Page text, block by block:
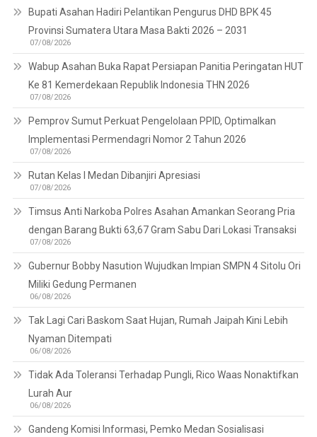
Bupati Asahan Hadiri Pelantikan Pengurus DHD BPK 45
Provinsi Sumatera Utara Masa Bakti 2026 – 2031
07/08/2026
Wabup Asahan Buka Rapat Persiapan Panitia Peringatan HUT
Ke 81 Kemerdekaan Republik Indonesia THN 2026
07/08/2026
Pemprov Sumut Perkuat Pengelolaan PPID, Optimalkan
Implementasi Permendagri Nomor 2 Tahun 2026
07/08/2026
Rutan Kelas I Medan Dibanjiri Apresiasi
07/08/2026
Timsus Anti Narkoba Polres Asahan Amankan Seorang Pria
dengan Barang Bukti 63,67 Gram Sabu Dari Lokasi Transaksi
07/08/2026
Gubernur Bobby Nasution Wujudkan Impian SMPN 4 Sitolu Ori
Miliki Gedung Permanen
06/08/2026
Tak Lagi Cari Baskom Saat Hujan, Rumah Jaipah Kini Lebih
Nyaman Ditempati
06/08/2026
Tidak Ada Toleransi Terhadap Pungli, Rico Waas Nonaktifkan
Lurah Aur
06/08/2026
Gandeng Komisi Informasi, Pemko Medan Sosialisasi